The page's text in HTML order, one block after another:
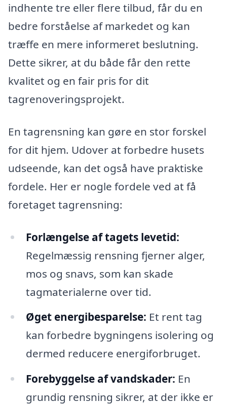
indhente tre eller flere tilbud, får du en
bedre forståelse af markedet og kan
træffe en mere informeret beslutning.
Dette sikrer, at du både får den rette
kvalitet og en fair pris for dit
tagrenoveringsprojekt.
En tagrensning kan gøre en stor forskel
for dit hjem. Udover at forbedre husets
udseende, kan det også have praktiske
fordele. Her er nogle fordele ved at få
foretaget tagrensning:
Forlængelse af tagets levetid:
Regelmæssig rensning fjerner alger,
mos og snavs, som kan skade
tagmaterialerne over tid.
Øget energibesparelse: Et rent tag
kan forbedre bygningens isolering og
dermed reducere energiforbruget.
Forebyggelse af vandskader: En
grundig rensning sikrer, at der ikke er